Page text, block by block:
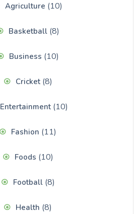
Agriculture (10)
Basketball(8)
Business (10)
Cricket(8)
Entertainment(10)
Fashion (11)
Foods (10)
Football(8)
Health (8)